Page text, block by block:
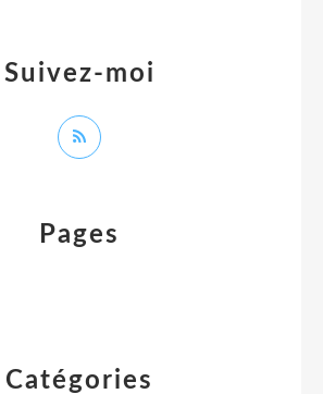
Catégories
Pages
Suivez-moi